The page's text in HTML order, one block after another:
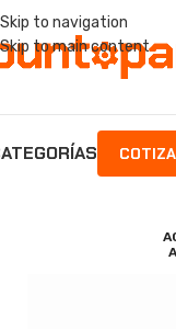
Skip to navigation
Skip to main content